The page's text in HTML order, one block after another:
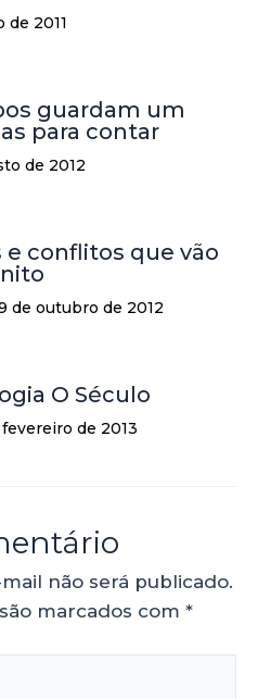
de 2011
guardam um
para contar
de 2012
conflitos que vão
de outubro de 2012
O Século
de 2013
não será publicado.
marcados com *